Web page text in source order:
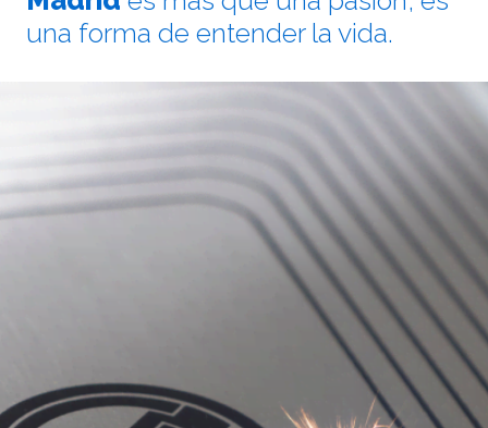
una forma de entender la vida.